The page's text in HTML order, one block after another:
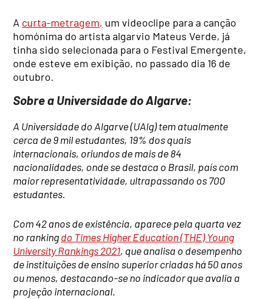
A curta-metragem, um videoclipe para a canção
homónima do artista algarvio Mateus Verde, já
tinha sido selecionada para o Festival Emergente,
onde esteve em exibição, no passado dia 16 de
outubro.
Sobre a Universidade do Algarve:
A Universidade do Algarve (UAlg) tem atualmente
cerca de 9 mil estudantes, 19% dos quais
internacionais, oriundos de mais de 84
nacionalidades, onde se destaca o Brasil, país com
maior representatividade, ultrapassando os 700
estudantes.
Com 42 anos de existência, aparece pela quarta vez
no rankingdo Times Higher Education (THE) Young
University Rankings 2021, que analisa o desempenho
de instituições de ensino superior criadas há 50 anos
ou menos, destacando-se no indicador que avalia a
projeção internacional.